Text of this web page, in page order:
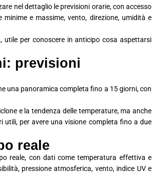
nel dettaglio le previsioni orarie, con accesso
e massime, vento, direzione, umidità e
per conoscere in anticipo cosa aspettarsi
previsioni
una panoramica completa fino a 15 giorni, con
e la tendenza delle temperature, ma anche
per avere una visione completa fino a due
reale
reale, con dati come temperatura effettiva e
pressione atmosferica, vento, indice UV e